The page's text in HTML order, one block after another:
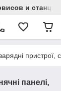
и
пристрої,
панелі,